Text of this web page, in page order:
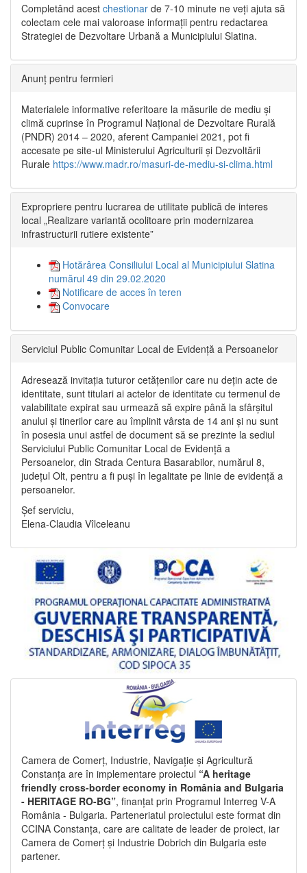
Completând acest chestionar de 7-10 minute ne veți ajuta să
colectam cele mai valoroase informații pentru redactarea
Strategiei de Dezvoltare Urbană a Municipiului Slatina.
Anunț pentru fermieri
Materialele informative referitoare la măsurile de mediu și
climă cuprinse în Programul Național de Dezvoltare Rurală
(PNDR) 2014 – 2020, aferent Campaniei 2021, pot fi
accesate pe site-ul Ministerului Agriculturii și Dezvoltării
Rurale https://www.madr.ro/masuri-de-mediu-si-clima.html
Expropriere pentru lucrarea de utilitate publică de interes
local „Realizare variantă ocolitoare prin modernizarea
infrastructurii rutiere existente”
Hotărârea Consiliului Local al Municipiului Slatina
numărul 49 din 29.02.2020
Notificare de acces în teren
Convocare
Serviciul Public Comunitar Local de Evidență a Persoanelor
Adresează invitația tuturor cetățenilor care nu dețin acte de
identitate, sunt titulari ai actelor de identitate cu termenul de
valabilitate expirat sau urmează să expire până la sfârșitul
anului și tinerilor care au împlinit vârsta de 14 ani și nu sunt
în posesia unui astfel de document să se prezinte la sediul
Serviciului Public Comunitar Local de Evidență a
Persoanelor, din Strada Centura Basarabilor, numărul 8,
județul Olt, pentru a fi puși în legalitate pe linie de evidență a
persoanelor.
Șef serviciu,
Elena-Claudia Vîlceleanu
Camera de Comerț, Industrie, Navigație și Agricultură
Constanța are în implementare proiectul “A heritage
friendly cross-border economy in România and Bulgaria
- HERITAGE RO-BG”, finanțat prin Programul Interreg V-A
România - Bulgaria. Parteneriatul proiectului este format din
CCINA Constanța, care are calitate de leader de proiect, iar
Camera de Comerț și Industrie Dobrich din Bulgaria este
partener.